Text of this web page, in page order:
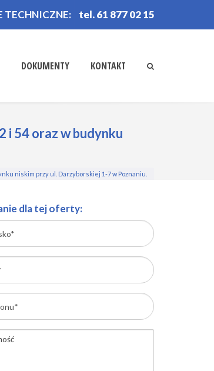
TECHNICZNE: tel. 61 877 02 15
DOKUMENTY KONTAKT
i 54 oraz w budynku
niskim przy ul. Darzyborskiej 1-7 w Poznaniu.
dla tej oferty: